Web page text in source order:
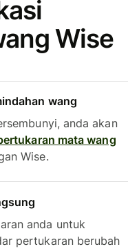
Wise
wang
anda akan
mata wang
Wise.
anda untuk
pertukaran berubah